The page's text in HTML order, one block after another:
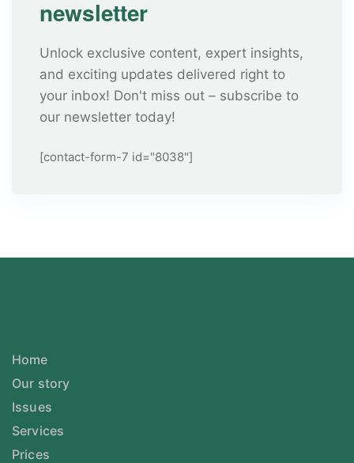
newsletter
Unlock exclusive content, expert insights,
and exciting updates delivered right to
your inbox! Don't miss out – subscribe to
our newsletter today!
[contact-form-7 id="8038"]
Home
Our story
Issues
Services
Prices